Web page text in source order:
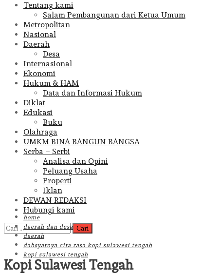
Tentang kami
Salam Pembangunan dari Ketua Umum
Metropolitan
Nasional
Daerah
Desa
Internasional
Ekonomi
Hukum & HAM
Data dan Informasi Hukum
Diklat
Edukasi
Buku
Olahraga
UMKM BINA BANGUN BANGSA
Serba – Serbi
Analisa dan Opini
Peluang Usaha
Properti
Iklan
DEWAN REDAKSI
Hubungi kami
Cari
untuk:
home
daerah dan desa
daerah
dahsyatnya cita rasa kopi sulawesi tengah
kopi sulawesi tengah
Kopi Sulawesi Tengah